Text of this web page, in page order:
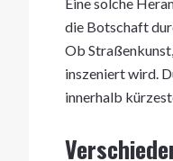
die Botschaft
Ob
inszeniert wird.
innerhalb